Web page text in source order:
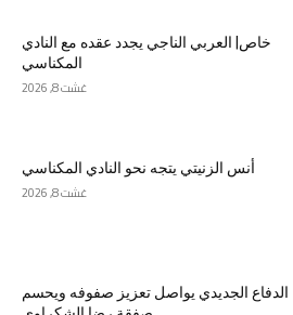
خاص| العربي الناجي يجدد عقده مع النادي
المكناسي
غشت 8, 2026
أنس الزنيتي يتجه نحو النادي المكناسي
غشت 8, 2026
الدفاع الجديدي يواصل تعزيز صفوفه ويحسم